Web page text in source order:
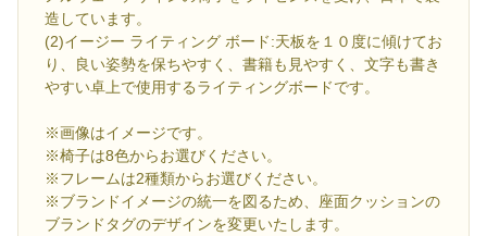
造しています。
(2)イージー ライティング ボード:天板を１０度に傾けてお
り、良い姿勢を保ちやすく、書籍も見やすく、文字も書き
やすい卓上で使用するライティングボードです。
※画像はイメージです。
※椅子は8色からお選びください。
※フレームは2種類からお選びください。
※ブランドイメージの統一を図るため、座面クッションの
ブランドタグのデザインを変更いたします。